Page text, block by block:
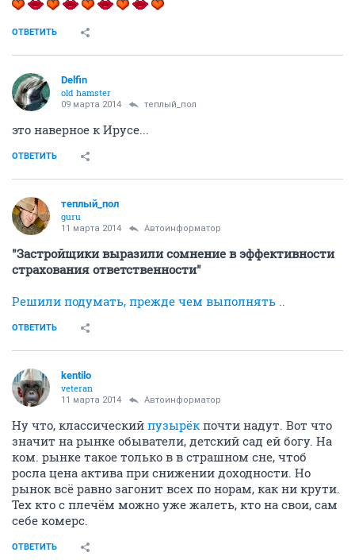
ОТВЕТИТЬ
Delfin
old hamster
09 марта 2014 теплый_пол
это наверное к Ирусе...
ОТВЕТИТЬ
теплый_пол
guru
11 марта 2014 Автоинформатор
"Застройщики выразили сомнение в эффективности
страхования ответственности"
Решили подумать, прежде чем выполнять ..
ОТВЕТИТЬ
kentilo
veteran
11 марта 2014 Автоинформатор
Ну что, классический пузырёк почти надут. Вот что
значит на рынке обыватели, детский сад ей богу. На
ком. рынке такое только в в страшном сне, чтоб
росла цена актива при снижении доходности. Но
рынок всё равно загонит всех по норам, как ни крути.
Тех кто с плечём можно уже жалеть, кто на свои, сам
себе комерс.
ОТВЕТИТЬ